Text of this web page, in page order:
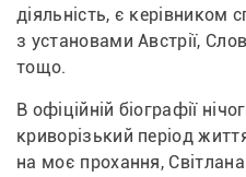
діяльність, є керівником
з установами Австрії,
тощо.
В офіційній біографії
криворізький період
на моє прохання,